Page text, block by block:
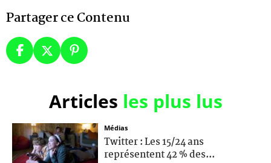
Partager ce Contenu
Articles les plus lus
Médias
Twitter : Les 15/24 ans
représentent 42 % des...